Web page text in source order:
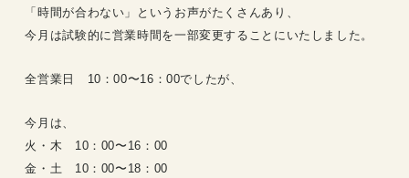
「時間が合わない」というお声がたくさんあり、
今月は試験的に営業時間を一部変更することにいたしました。
全営業日 10：00〜16：00でしたが、
今月は、
火・木 10：00〜16：00
金・土 10：00〜18：00